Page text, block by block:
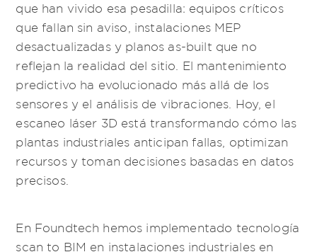
que han vivido esa pesadilla: equipos críticos
que fallan sin aviso, instalaciones MEP
desactualizadas y planos as-built que no
reflejan la realidad del sitio. El mantenimiento
predictivo ha evolucionado más allá de los
sensores y el análisis de vibraciones. Hoy, el
escaneo láser 3D está transformando cómo las
plantas industriales anticipan fallas, optimizan
recursos y toman decisiones basadas en datos
precisos.
En Foundtech hemos implementado tecnología
scan to BIM en instalaciones industriales en